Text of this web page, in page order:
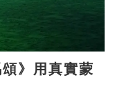
》用真實蒙